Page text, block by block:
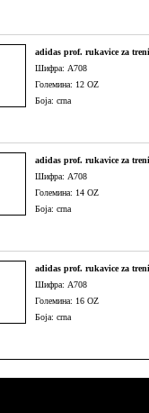
adidas prof. rukavice za
Шифра: A708
Големина: 12 OZ
Боја: crna
adidas prof. rukavice za
Шифра: A708
Големина: 14 OZ
Боја: crna
adidas prof. rukavice za
Шифра: A708
Големина: 16 OZ
Боја: crna